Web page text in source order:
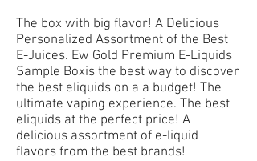
The box with big flavor! A Delicious
Personalized Assortment of the Best
E-Juices. Ew Gold Premium E-Liquids
Sample Boxis the best way to discover
the best eliquids on a a budget! The
ultimate vaping experience. The best
eliquids at the perfect price! A
delicious assortment of e-liquid
flavors from the best brands!